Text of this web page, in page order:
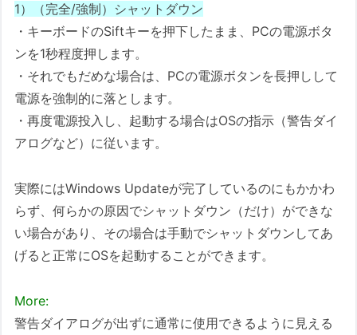
1）（完全/強制）シャットダウン
・キーボードのSiftキーを押下したまま、PCの電源ボタ
ンを1秒程度押します。
・それでもだめな場合は、PCの電源ボタンを長押しして
電源を強制的に落とします。
・再度電源投入し、起動する場合はOSの指示（警告ダイ
アログなど）に従います。
実際にはWindows Updateが完了しているのにもかかわ
らず、何らかの原因でシャットダウン（だけ）ができな
い場合があり、その場合は手動でシャットダウンしてあ
げると正常にOSを起動することができます。
More:
警告ダイアログが出ずに通常に使用できるように見える